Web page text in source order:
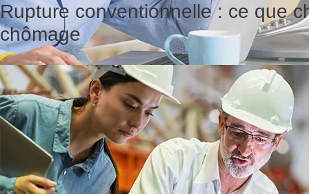
Comment agir en cas de canicule
Quelles sont les obligations de l’employeur en cas de fortes chaleurs ? Le
travailleurs contre les risques li...
Lire cette actualité
Rupture conventionnelle : ce que
chômage